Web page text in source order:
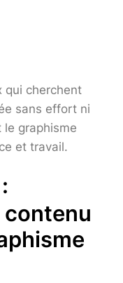
qui cherchent
sans effort ni
le graphisme
et travail.
contenu